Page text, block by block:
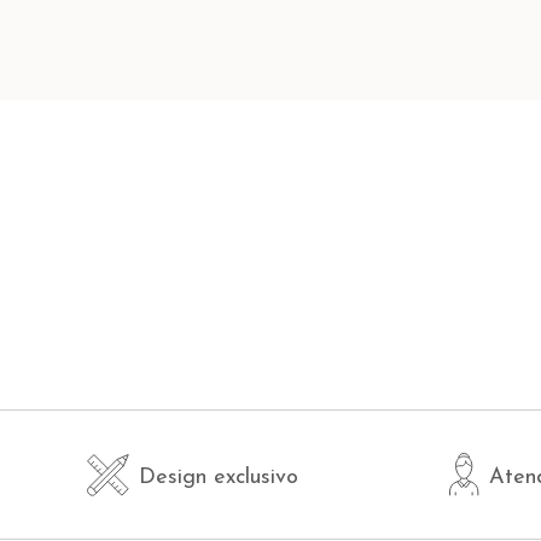
Design exclusivo